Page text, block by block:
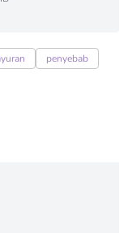
penyebab